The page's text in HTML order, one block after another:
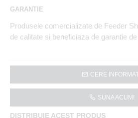
CERE
SUNA ACUM!
DISTRIBUIE ACEST PRODUS
GARANTIE
Produsele comercializate de Feeder
de calitate si beneficiaza de garantie